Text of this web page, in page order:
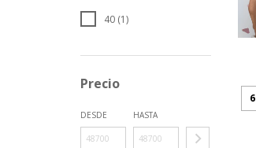
40 (1)
Precio
DESDE HASTA
6